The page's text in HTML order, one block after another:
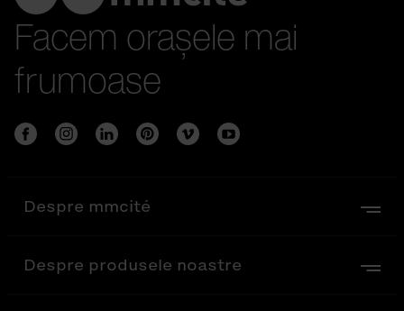
Facem orașele mai
frumoase
Despre mmcité
Despre produsele noastre